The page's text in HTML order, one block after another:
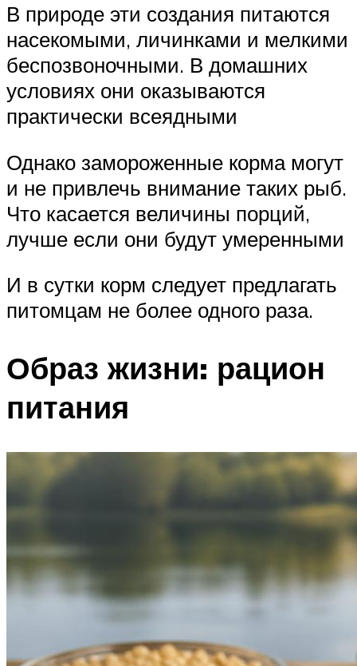
В природе эти создания питаются
насекомыми, личинками и мелкими
беспозвоночными. В домашних
условиях они оказываются
практически всеядными
Однако замороженные корма могут
и не привлечь внимание таких рыб.
Что касается величины порций,
лучше если они будут умеренными
И в сутки корм следует предлагать
питомцам не более одного раза.
Образ жизни: рацион
питания